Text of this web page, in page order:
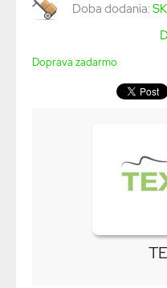
Doba dodania:
Doprava zadarmo